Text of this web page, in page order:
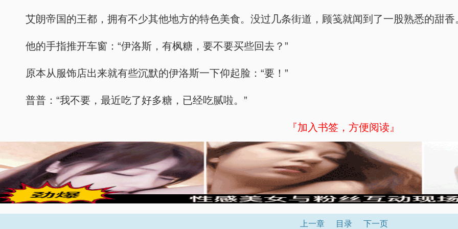
艾朗帝国的王都，拥有不少其他地方的特色美食。没过几条街道，顾笺就闻到了一股熟悉的甜香
他的手指推开车窗：“伊洛斯，有枫糖，要不要买些回去？”
原本从服饰店出来就有些沉默的伊洛斯一下仰起脸：“要！”
普普：“我不要，最近吃了好多糖，已经吃腻啦。”
『加入书签，方便阅读』
上一章 目录 下一页